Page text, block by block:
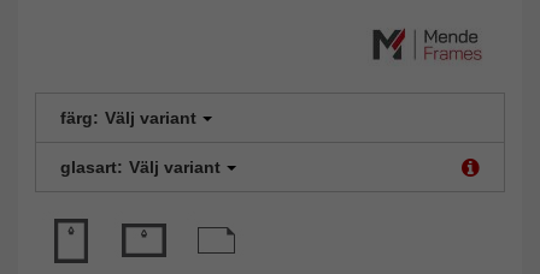
färg: Välj variant
glasart: Välj variant